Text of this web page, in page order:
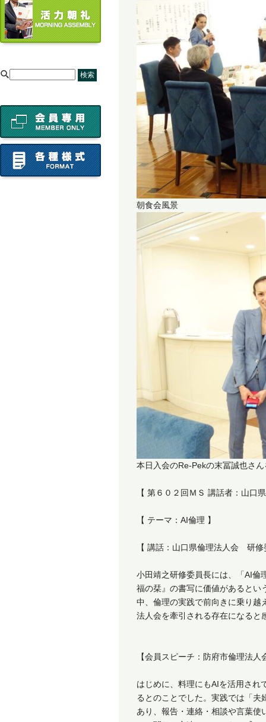
朝食会風景
本日入会のRe-Pekの末冨誠也さ
【 第６０２回ＭＳ 講話者：山
【 テーマ：AI倫理 】
【 講話：山口県倫理法人会
小田靖之研修委員長には、「AI
福の栞』の書写に価値があるとい
中、倫理の実践で前向きに乗り越
法人会を牽引される存在になると
【会員スピーチ：防府市倫理法
はじめに、料理にもAIを活用され
るとのことでした。実践では「
あり、報告・連絡・相談や言葉使
[